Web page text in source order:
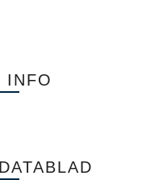
INFO